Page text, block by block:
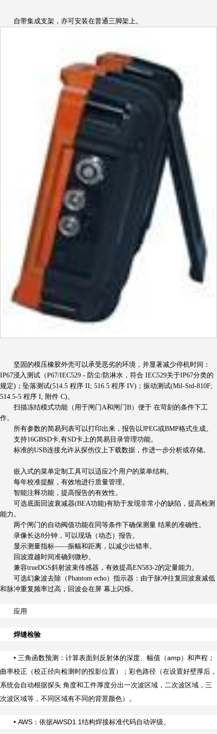
自带集成支架，亦可安装在普通三脚架上。
坚固的模压橡胶外壳可以承受恶劣的环境，并显著减少停机时间：
IP67浸入测试（P67/IEC529 - 防尘/防淋水，符合 IEC529关于IP67分类的
规定)；坠落测试(514.5 程序 II; 516.5 程序 IV)；振动测试(Mil-Std-810F;
514.5-5 程序 I, 附件 C)。
扫描冻结模式功能（用于闸门A和闸门B）便于 在苛刻的条件下工
作。
所有参数的简易列表可以打印出来，报告以JPEG或BMP格式生成。
支持16GBSD卡,有SD卡上的简易目录管理功能。
标准的USB连接允许从探伤仪上下载数据，作进一步分析或存储。
嵌入式的菜单定制工具可以适应2个用户的菜单结构。
每年校准提醒，有效地进行质量管理。
智能注释功能，提高报告的有效性。
可选底面回波衰减器(BEA功能)有助于发现非常小的缺陷，提高检测
能力。
两个闸门的自动阀值功能在同等条件下确保测量 结果的准确性。
录像长达8分钟，可以现场（动态）报告。
显示测量指标——振幅和距离，以减少出错率。
回波渡越时间准确到微秒。
兼容trueDGS斜射波束传感器，有效提高EN583-2的定量能力。
可选幻象波去除（Phantom echo）指示器：由于脉冲往复回波衰减低
和脉冲重复频率过高，回波会在屏 幕上闪烁。
应用
焊缝检验
• 三角函数预测：计算表面到反射体的深度、幅值（amp）和声程；
曲率校正（校正径向检测时的投影位置）；彩色路径（在设置好壁厚后，
系统会自动根据探头 角度和工件厚度分出一次波区域，二次波区域，三
次波区域等，不同区域有不同的背景颜色）。
• AWS：依据AWSD1.1结构焊接标准代码自动评级。